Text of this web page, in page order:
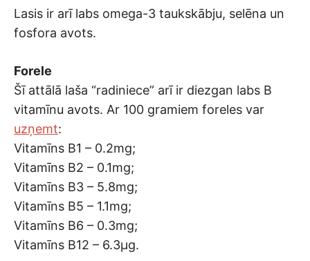
Lasis ir arī labs omega-3 taukskābju, selēna un
fosfora avots.
Forele
Šī attālā laša “radiniece” arī ir diezgan labs B
vitamīnu avots. Ar 100 gramiem foreles var
uzņemt:
Vitamīns B1 – 0.2mg;
Vitamīns B2 – 0.1mg;
Vitamīns B3 – 5.8mg;
Vitamīns B5 – 1.1mg;
Vitamīns B6 – 0.3mg;
Vitamīns B12 – 6.3μg.